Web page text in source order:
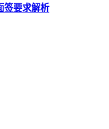
签要求解析